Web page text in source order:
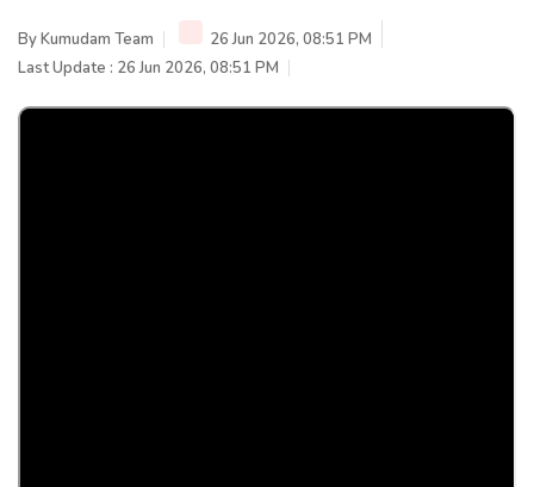
ByKumudam Team
26 Jun 2026, 08:51 PM
Last Update : 26 Jun 2026, 08:51 PM